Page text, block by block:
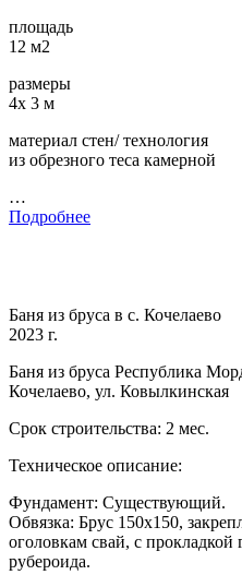
площадь
12 м2
размеры
4х 3 м
материал стен/ технология
из обрезного теса камерной
…
Подробнее
Баня из бруса в с. Кочелаево
2023 г.
Баня из бруса Республика
Кочелаево, ул. Ковылкинская
Срок строительства: 2 мес.
Техническое описание:
Фундамент: Существующий.
Обвязка: Брус 150х150,
оголовкам свай, с прокладкой
рубероида.